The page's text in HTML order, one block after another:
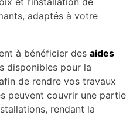
adaptés à votre
à bénéficier des aides
disponibles pour la
de rendre vos travaux
peuvent couvrir une partie
rendant la